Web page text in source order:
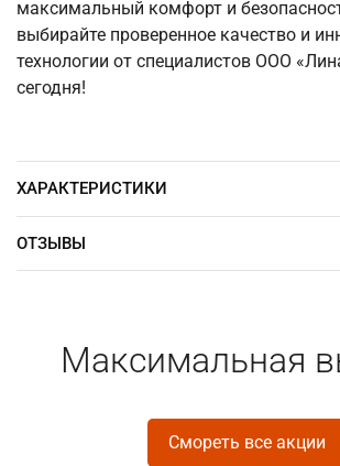
максимальный комфорт и
выбирайте проверенное качество и
технологии от специалистов ООО
сегодня!
ХАРАКТЕРИСТИКИ
ОТЗЫВЫ
Максимальная
Смореть все акции